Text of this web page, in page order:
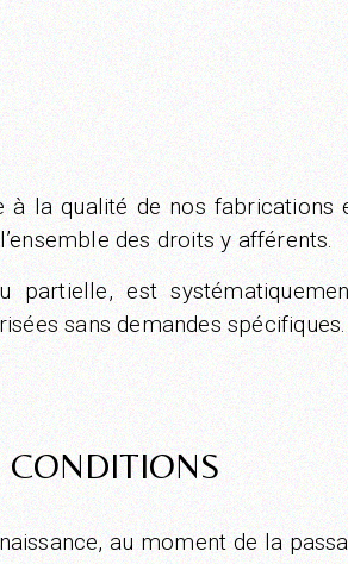
la qualité de nos fabrications
des droits y afférents.
partielle, est
sans demandes spécifiques.
CONDITIONS
au moment de la